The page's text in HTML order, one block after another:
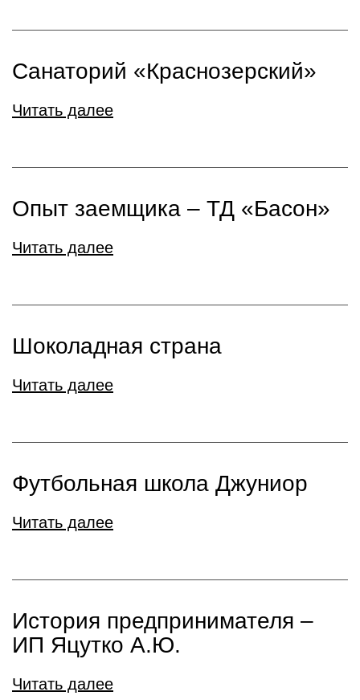
Санаторий «Краснозерский»
Читать далее
Опыт заемщика – ТД «Басон»
Читать далее
Шоколадная страна
Читать далее
Футбольная школа Джуниор
Читать далее
История предпринимателя –
ИП Яцутко А.Ю.
Читать далее